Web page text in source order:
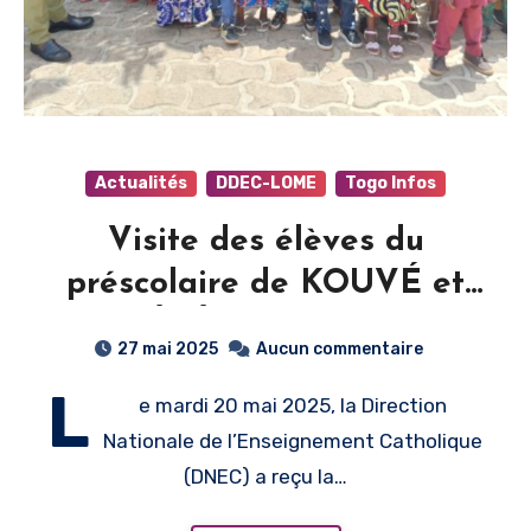
Actualités DDEC-LOME Togo Infos
Visite des élèves du
préscolaire de KOUVÉ et
l’Enseignement Catholique
et rencontre avec
l’Université Catholique de
27 mai 2025 Aucun commentaire
L
e mardi 20 mai 2025, la Direction
Nationale de l’Enseignement Catholique
(DNEC) a reçu la…